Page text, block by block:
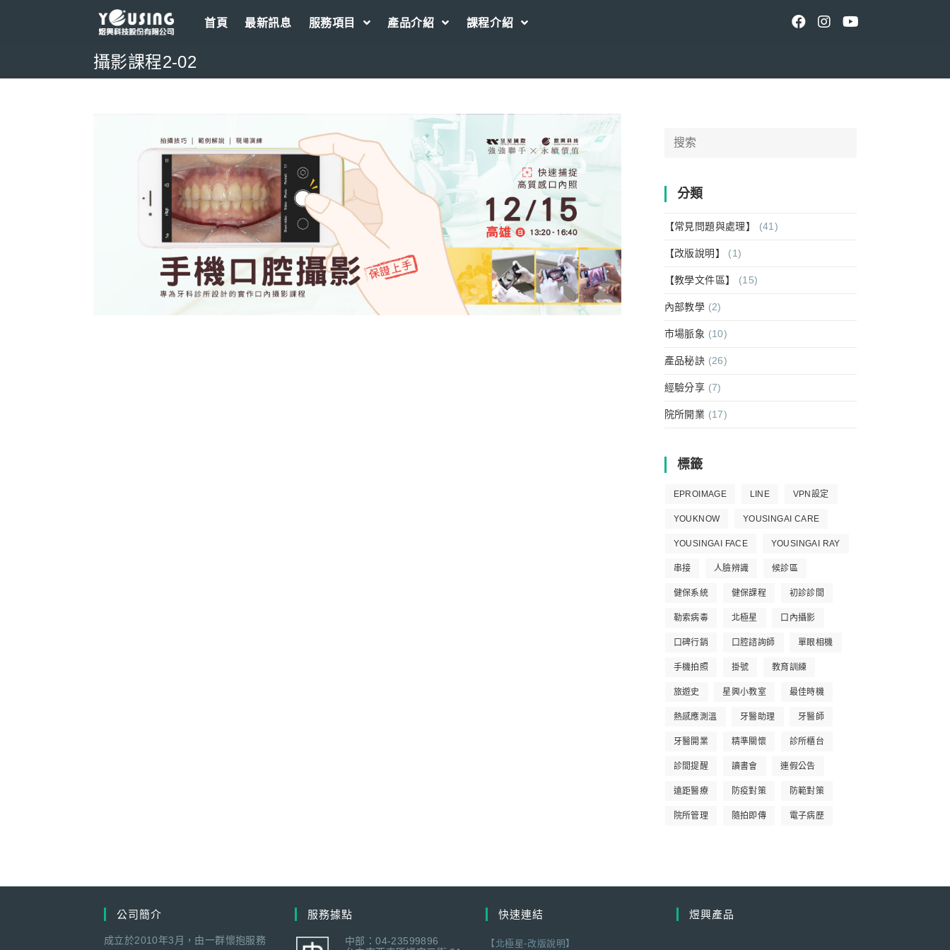
首頁 最新訊息 服務項目 產品介紹 課程介紹
攝影課程2-02
Search
分類
【常見問題與處理】 (41)
【改版說明】 (1)
【教學文件區】 (15)
內部教學 (2)
市場脈象 (10)
產品秘訣 (26)
經驗分享 (7)
院所開業 (17)
標籤
EPROIMAGE LINE VPN設定
YOUKNOW YOUSINGAI CARE
YOUSINGAI FACE YOUSINGAI RAY
串接 人臉辨識 候診區
健保系統 健保課程 初診診間
勒索病毒 北極星 口內攝影
口碑行銷 口腔諮詢師 單眼相機
手機拍照 掛號 教育訓練
旅遊史 星興小教室 最佳時機
熱感應測溫 牙醫助理 牙醫師
牙醫開業 精準關懷 診所櫃台
診間提醒 讀書會 連假公告
遠距醫療 防疫對策 防範對策
院所管理 隨拍即傳 電子病歷
公司簡介
成立於2010年3月，由一群懷抱服務
服務據點
中部：04-23599896
快速連結
【北極星-改版說明】
煜興產品